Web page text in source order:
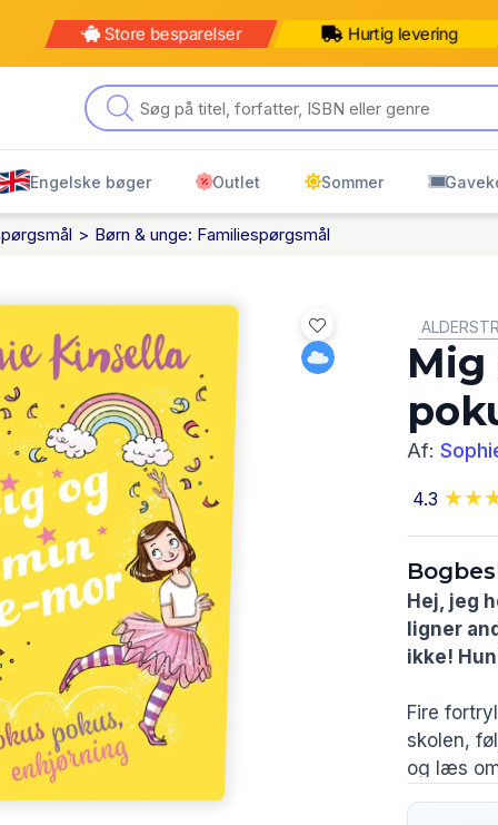
levering til pakkeshop
Engelske bøger Outlet Sommer
Børn & unge: Familiespørgsmål
Mig
Af:
4.3
Hej, jeg
ligner
ikke!
Fire
skolen,
og læs